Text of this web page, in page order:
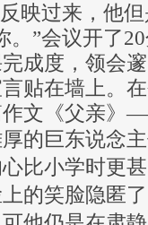
映过来，他
。”会议开了
成度，领会
贴在墙上。
作文《父亲
的巨东说念
比小学时更
的笑脸隐匿